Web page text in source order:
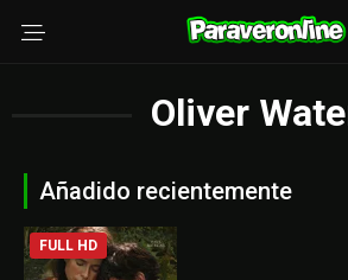
Oliver
Añadido recientemente
FULL HD